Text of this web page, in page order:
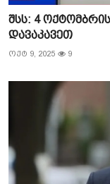
შსს: 4
დავაკავეთ
ოქტ 9, 2025 9